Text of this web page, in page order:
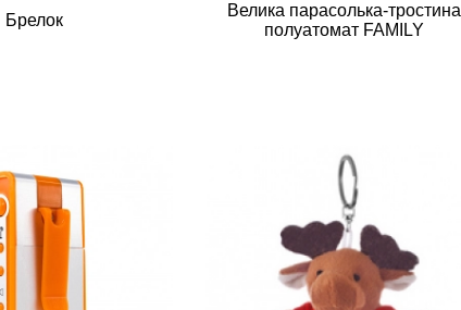
Брелок
Велика парасолька-тростина
полуатомат FAMILY